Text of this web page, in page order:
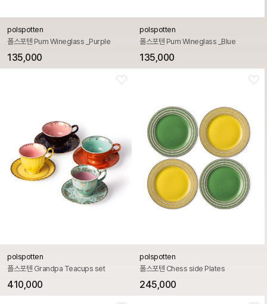
polspotten
폴스포텐 Pum Wineglass _Purple
135,000
polspotten
폴스포텐 Pum Wineglass _Blue
135,000
polspotten
폴스포텐 Grandpa Teacups set
410,000
polspotten
폴스포텐 Chess side Plates
245,000